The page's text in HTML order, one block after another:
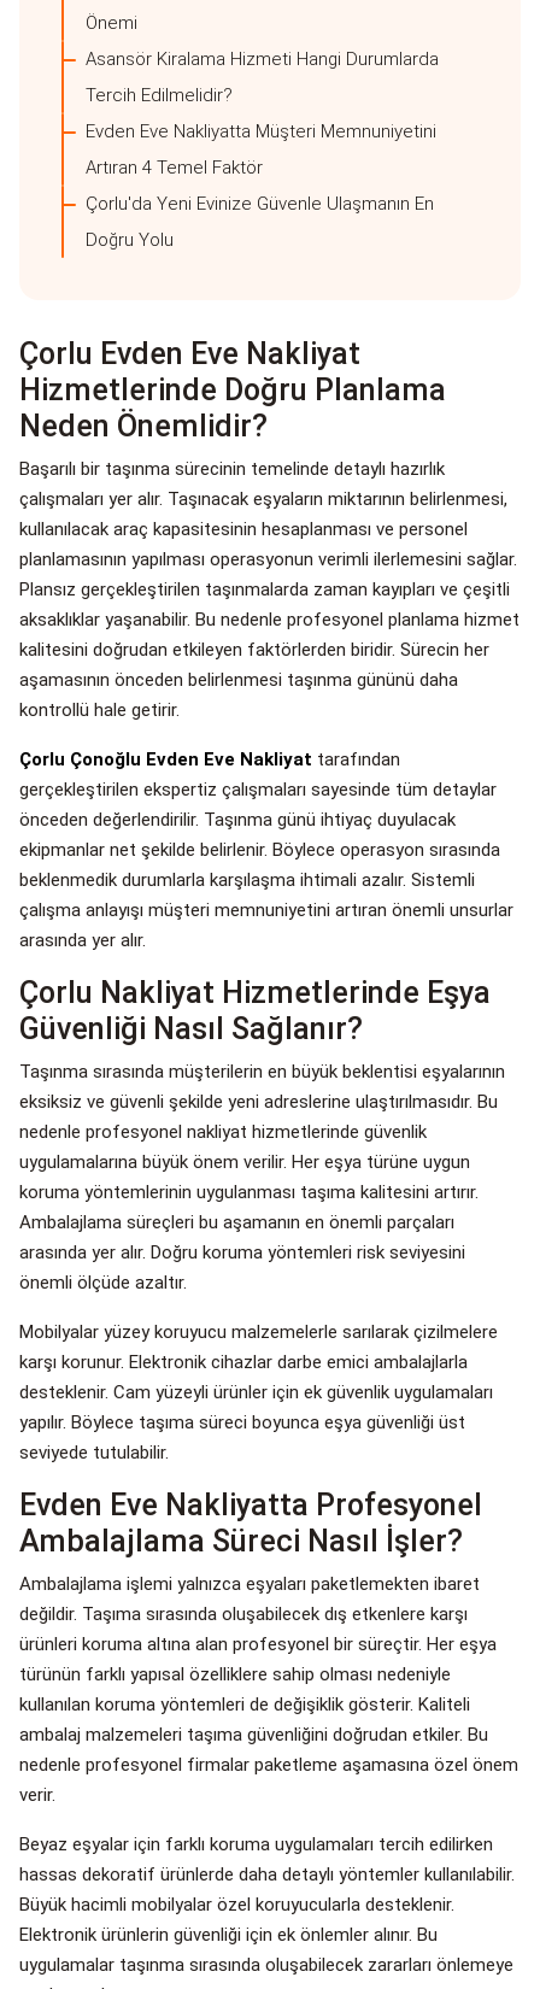
Önemi
Asansör Kiralama Hizmeti Hangi Durumlarda
Tercih Edilmelidir?
Evden Eve Nakliyatta Müşteri Memnuniyetini
Artıran 4 Temel Faktör
Çorlu'da Yeni Evinize Güvenle Ulaşmanın En
Doğru Yolu
Çorlu Evden Eve Nakliyat
Hizmetlerinde Doğru Planlama
Neden Önemlidir?
Başarılı bir taşınma sürecinin temelinde detaylı hazırlık
çalışmaları yer alır. Taşınacak eşyaların miktarının belirlenmesi,
kullanılacak araç kapasitesinin hesaplanması ve personel
planlamasının yapılması operasyonun verimli ilerlemesini sağlar.
Plansız gerçekleştirilen taşınmalarda zaman kayıpları ve çeşitli
aksaklıklar yaşanabilir. Bu nedenle profesyonel planlama hizmet
kalitesini doğrudan etkileyen faktörlerden biridir. Sürecin her
aşamasının önceden belirlenmesi taşınma gününü daha
kontrollü hale getirir.
Çorlu Çonoğlu Evden Eve Nakliyat tarafından
gerçekleştirilen ekspertiz çalışmaları sayesinde tüm detaylar
önceden değerlendirilir. Taşınma günü ihtiyaç duyulacak
ekipmanlar net şekilde belirlenir. Böylece operasyon sırasında
beklenmedik durumlarla karşılaşma ihtimali azalır. Sistemli
çalışma anlayışı müşteri memnuniyetini artıran önemli unsurlar
arasında yer alır.
Çorlu Nakliyat Hizmetlerinde Eşya
Güvenliği Nasıl Sağlanır?
Taşınma sırasında müşterilerin en büyük beklentisi eşyalarının
eksiksiz ve güvenli şekilde yeni adreslerine ulaştırılmasıdır. Bu
nedenle profesyonel nakliyat hizmetlerinde güvenlik
uygulamalarına büyük önem verilir. Her eşya türüne uygun
koruma yöntemlerinin uygulanması taşıma kalitesini artırır.
Ambalajlama süreçleri bu aşamanın en önemli parçaları
arasında yer alır. Doğru koruma yöntemleri risk seviyesini
önemli ölçüde azaltır.
Mobilyalar yüzey koruyucu malzemelerle sarılarak çizilmelere
karşı korunur. Elektronik cihazlar darbe emici ambalajlarla
desteklenir. Cam yüzeyli ürünler için ek güvenlik uygulamaları
yapılır. Böylece taşıma süreci boyunca eşya güvenliği üst
seviyede tutulabilir.
Evden Eve Nakliyatta Profesyonel
Ambalajlama Süreci Nasıl İşler?
Ambalajlama işlemi yalnızca eşyaları paketlemekten ibaret
değildir. Taşıma sırasında oluşabilecek dış etkenlere karşı
ürünleri koruma altına alan profesyonel bir süreçtir. Her eşya
türünün farklı yapısal özelliklere sahip olması nedeniyle
kullanılan koruma yöntemleri de değişiklik gösterir. Kaliteli
ambalaj malzemeleri taşıma güvenliğini doğrudan etkiler. Bu
nedenle profesyonel firmalar paketleme aşamasına özel önem
verir.
Beyaz eşyalar için farklı koruma uygulamaları tercih edilirken
hassas dekoratif ürünlerde daha detaylı yöntemler kullanılabilir.
Büyük hacimli mobilyalar özel koruyucularla desteklenir.
Elektronik ürünlerin güvenliği için ek önlemler alınır. Bu
uygulamalar taşınma sırasında oluşabilecek zararları önlemeye